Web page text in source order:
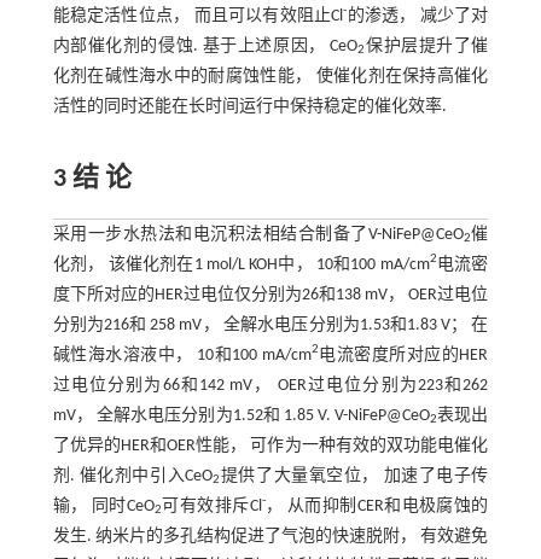
能稳定活性位点， 而且可以有效阻止Cl-的渗透， 减少了对
内部催化剂的侵蚀. 基于上述原因， CeO2保护层提升了催
化剂在碱性海水中的耐腐蚀性能， 使催化剂在保持高催化
活性的同时还能在长时间运行中保持稳定的催化效率.
3 结 论
采用一步水热法和电沉积法相结合制备了V-NiFeP@CeO2催
化剂， 该催化剂在1 mol/L KOH中， 10和100 mA/cm2电流密
度下所对应的HER过电位仅分别为26和138 mV， OER过电位
分别为216和 258 mV， 全解水电压分别为1.53和1.83 V； 在
碱性海水溶液中， 10和100 mA/cm2电流密度所对应的HER
过电位分别为66和142 mV， OER过电位分别为223和262
mV， 全解水电压分别为1.52和 1.85 V. V-NiFeP@CeO2表现出
了优异的HER和OER性能， 可作为一种有效的双功能电催化
剂. 催化剂中引入CeO2提供了大量氧空位， 加速了电子传
输， 同时CeO2 可有效排斥Cl -， 从而抑制CER和电极腐蚀的
发生. 纳米片的多孔结构促进了气泡的快速脱附， 有效避免